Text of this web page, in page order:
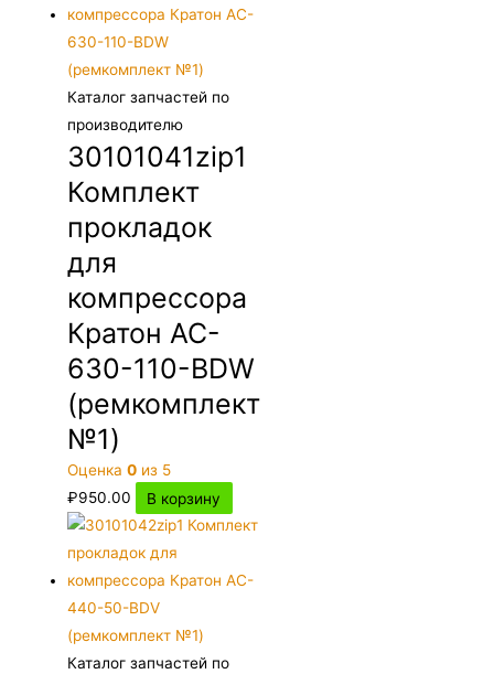
Каталог запчастей по
производителю
30101041zip1
Комплект
прокладок
для
компрессора
Кратон AC-
630-110-BDW
(ремкомплект
№1)
Оценка0 из 5
₽950.00 В корзину
Каталог запчастей по